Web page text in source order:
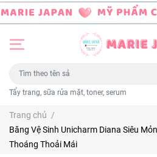
Tẩy trang, sữa rửa mặt, toner, serum
Trang chủ /
Băng Vệ Sinh Unicharm Diana Siêu
Thoáng Thoải Mái